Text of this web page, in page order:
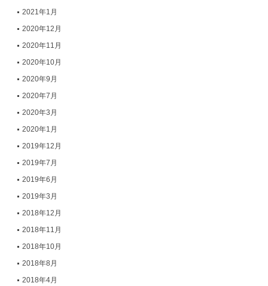
2021年1月
2020年12月
2020年11月
2020年10月
2020年9月
2020年7月
2020年3月
2020年1月
2019年12月
2019年7月
2019年6月
2019年3月
2018年12月
2018年11月
2018年10月
2018年8月
2018年4月